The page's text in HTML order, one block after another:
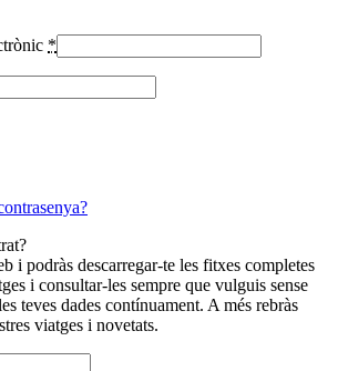
*
i podràs descarregar-te les fitxes completes
i consultar-les sempre que vulguis sense
teves dades contínuament. A més rebràs
viatges i novetats.